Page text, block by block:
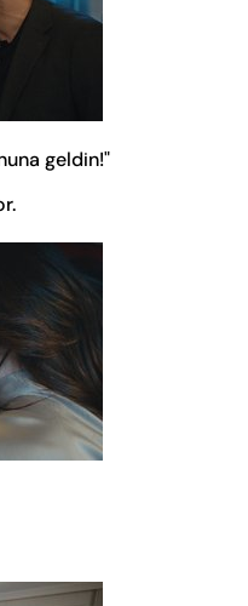
geldin!"